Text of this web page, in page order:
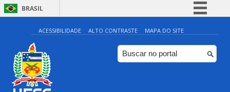
BRASIL
Simplifique!
Comunica BR
Participe
ACESSIBILIDADE ALTO CONTRASTE MAPA DO SITE